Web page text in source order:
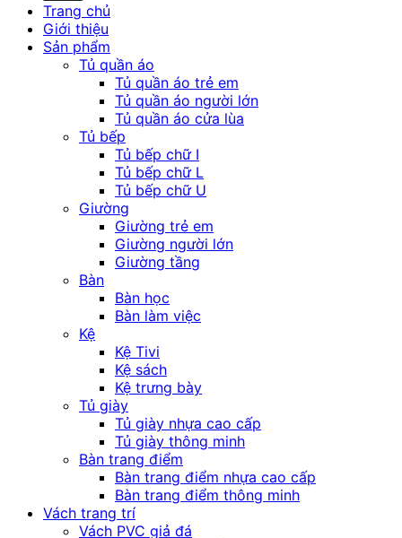
Trang chủ
Giới thiệu
Sản phẩm
Tủ quần áo
Tủ quần áo trẻ em
Tủ quần áo người lớn
Tủ quần áo cửa lùa
Tủ bếp
Tủ bếp chữ I
Tủ bếp chữ L
Tủ bếp chữ U
Giường
Giường trẻ em
Giường người lớn
Giường tầng
Bàn
Bàn học
Bàn làm việc
Kệ
Kệ Tivi
Kệ sách
Kệ trưng bày
Tủ giày
Tủ giày nhựa cao cấp
Tủ giày thông minh
Bàn trang điểm
Bàn trang điểm nhựa cao cấp
Bàn trang điểm thông minh
Vách trang trí
Vách PVC giả đá